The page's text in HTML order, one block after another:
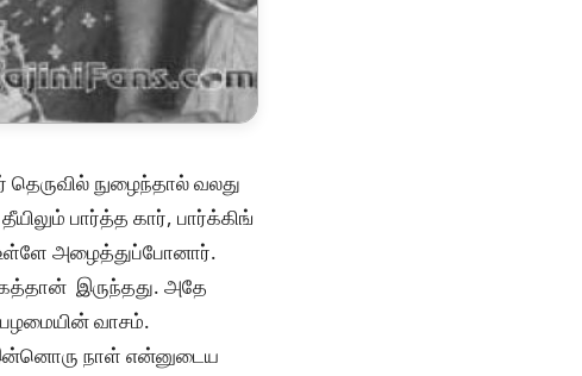
தெருவில் நுழைந்தால் வலது
பார்த்த கார், பார்க்கிங்
உள்ளே அழைத்துப்போனார்.
இருந்தது. அதே
பழமையின் வாசம்.
இன்னொரு நாள் என்னுடைய